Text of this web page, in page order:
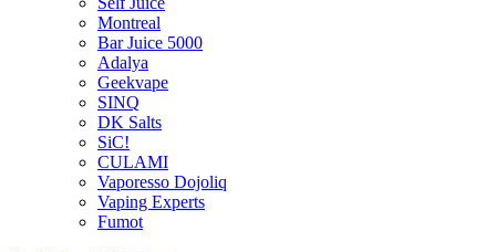
Montreal
Bar Juice 5000
Adalya
Geekvape
SINQ
DK Salts
SiC!
CULAMI
Vaporesso Dojoliq
Vaping Experts
Fumot